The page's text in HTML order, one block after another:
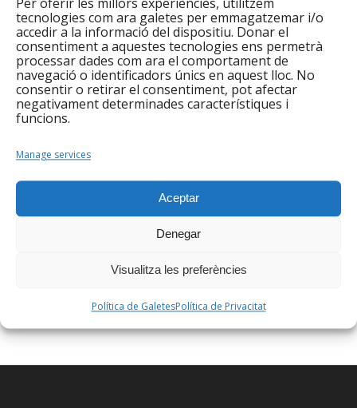
Per oferir les millors experiències, utilitzem
tecnologies com ara galetes per emmagatzemar i/o
accedir a la informació del dispositiu. Donar el
consentiment a aquestes tecnologies ens permetrà
processar dades com ara el comportament de
navegació o identificadors únics en aquest lloc. No
consentir o retirar el consentiment, pot afectar
negativament determinades característiques i
funcions.
Manage services
Aceptar
Denegar
Visualitza les preferències
Política de GaletesPolítica de Privacitat
Compartir aquesta entrada
Deixa una resposta
Vols unir-te a la conversa?
iniciar la sessióper escriure un